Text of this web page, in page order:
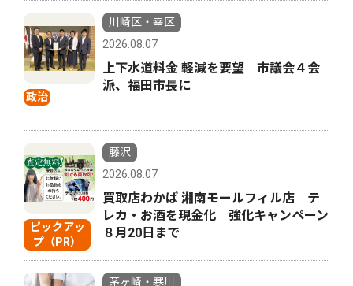
政治
川崎区・幸区
2026.08.07
上下水道料金 軽減を要望 市議会４会
派、福田市長に
ピックアッ
プ（PR）
藤沢
2026.08.07
買取店わかば 湘南モールフィル店 テ
レカ・お酒を現金化 強化キャンペーン
８月20日まで
茅ヶ崎・寒川